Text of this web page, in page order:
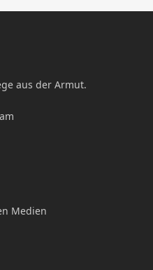
aus der Armut.
Medien